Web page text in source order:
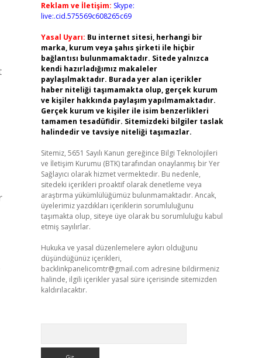
Reklam ve İletişim: Skype:
live:.cid.575569c608265c69
Yasal Uyarı: Bu internet sitesi, herhangi bir
marka, kurum veya şahıs şirketi ile hiçbir
bağlantısı bulunmamaktadır. Sitede yalnızca
kendi hazırladığımız makaleler
paylaşılmaktadır. Burada yer alan içerikler
haber niteliği taşımamakta olup, gerçek kurum
ve kişiler hakkında paylaşım yapılmamaktadır.
Gerçek kurum ve kişiler ile isim benzerlikleri
tamamen tesadüfidir. Sitemizdeki bilgiler taslak
halindedir ve tavsiye niteliği taşımazlar.
Sitemiz, 5651 Sayılı Kanun gereğince Bilgi Teknolojileri
ve İletişim Kurumu (BTK) tarafından onaylanmış bir Yer
Sağlayıcı olarak hizmet vermektedir. Bu nedenle,
sitedeki içerikleri proaktif olarak denetleme veya
araştırma yükümlülüğümüz bulunmamaktadır. Ancak,
üyelerimiz yazdıkları içeriklerin sorumluluğunu
taşımakta olup, siteye üye olarak bu sorumluluğu kabul
etmiş sayılırlar.
Hukuka ve yasal düzenlemelere aykırı olduğunu
düşündüğünüz içerikleri,
backlinkpanelicomtr@gmail.com adresine bildirmeniz
halinde, ilgili içerikler yasal süre içerisinde sitemizden
kaldırılacaktır.